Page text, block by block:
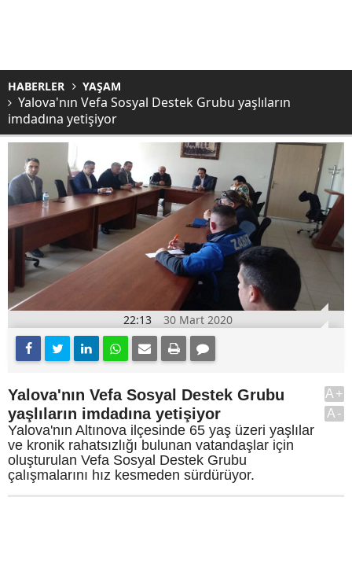
HABERLER YAŞAM
Yalova'nın Vefa Sosyal Destek Grubu yaşlıların
imdadına yetişiyor
22:13 30 Mart 2020
Yalova'nın Vefa Sosyal Destek Grubu
yaşlıların imdadına yetişiyor
Yalova'nın Altınova ilçesinde 65 yaş üzeri yaşlılar
ve kronik rahatsızlığı bulunan vatandaşlar için
oluşturulan Vefa Sosyal Destek Grubu
çalışmalarını hız kesmeden sürdürüyor.
A+
A-